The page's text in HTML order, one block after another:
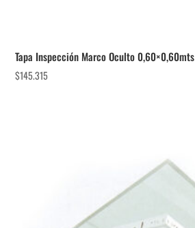
Tapa Inspección Marco Oculto 0,60×0,60mts
$145.315